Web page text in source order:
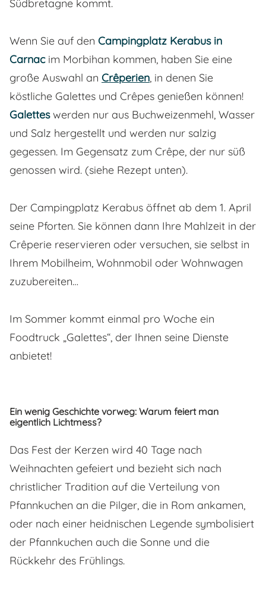
Südbretagne kommt.
Wenn Sie auf den Campingplatz Kerabus in
Carnacim Morbihan kommen, haben Sie eine
große Auswahl an Crêperien, in denen Sie
köstliche Galettes und Crêpes genießen können!
Galetteswerden nur aus Buchweizenmehl, Wasser
und Salz hergestellt und werden nur salzig
gegessen. Im Gegensatz zum Crêpe, der nur süß
genossen wird. (siehe Rezept unten).
Der Campingplatz Kerabus öffnet ab dem 1. April
seine Pforten. Sie können dann Ihre Mahlzeit in der
Crêperie reservieren oder versuchen, sie selbst in
Ihrem Mobilheim, Wohnmobil oder Wohnwagen
zuzubereiten…
Im Sommer kommt einmal pro Woche ein
Foodtruck „Galettes“, der Ihnen seine Dienste
anbietet!
Ein wenig Geschichte vorweg: Warum feiert man
eigentlich Lichtmess?
Das Fest der Kerzen wird 40 Tage nach
Weihnachten gefeiert und bezieht sich nach
christlicher Tradition auf die Verteilung von
Pfannkuchen an die Pilger, die in Rom ankamen,
oder nach einer heidnischen Legende symbolisiert
der Pfannkuchen auch die Sonne und die
Rückkehr des Frühlings.